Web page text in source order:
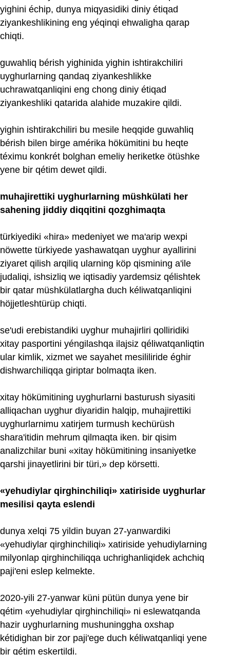
yighini échip, dunya miqyasidiki diniy étiqad
ziyankeshlikining eng yéqinqi ehwaligha qarap
chiqti.
guwahliq bérish yighinida yighin ishtirakchiliri
uyghurlarning qandaq ziyankeshlikke
uchrawatqanliqini eng chong diniy étiqad
ziyankeshliki qatarida alahide muzakire qildi.
yighin ishtirakchiliri bu mesile heqqide guwahliq
bérish bilen birge amérika hökümitini bu heqte
téximu konkrét bolghan emeliy heriketke ötüshke
yene bir qétim dewet qildi.
muhajirettiki uyghurlarning müshkülati her
sahening jiddiy diqqitini qozghimaqta
türkiyediki «hira» medeniyet we ma'arip wexpi
nöwette türkiyede yashawatqan uyghur ayallirini
ziyaret qilish arqiliq ularning köp qismining a'ile
judaliqi, ishsizliq we iqtisadiy yardemsiz qélishtek
bir qatar müshkülatlargha duch kéliwatqanliqini
höjjetleshtürüp chiqti.
se'udi erebistandiki uyghur muhajirliri qolliridiki
xitay pasportini yéngilashqa ilajsiz qéliwatqanliqtin
ular kimlik, xizmet we sayahet mesililiride éghir
dishwarchiliqqa giriptar bolmaqta iken.
xitay hökümitining uyghurlarni basturush siyasiti
alliqachan uyghur diyaridin halqip, muhajirettiki
uyghurlarnimu xatirjem turmush kechürüsh
shara'itidin mehrum qilmaqta iken. bir qisim
analizchilar buni «xitay hökümitining insaniyetke
qarshi jinayetlirini bir türi,» dep körsetti.
«yehudiylar qirghinchiliqi» xatiriside uyghurlar
mesilisi qayta eslendi
dunya xelqi 75 yildin buyan 27-yanwardiki
«yehudiylar qirghinchiliqi» xatiriside yehudiylarning
milyonlap qirghinchiliqqa uchrighanliqidek achchiq
paji'eni eslep kelmekte.
2020-yili 27-yanwar küni pütün dunya yene bir
qétim «yehudiylar qirghinchiliqi» ni eslewatqanda
hazir uyghurlarning mushuninggha oxshap
kétidighan bir zor paji'ege duch kéliwatqanliqi yene
bir qétim eskertildi.